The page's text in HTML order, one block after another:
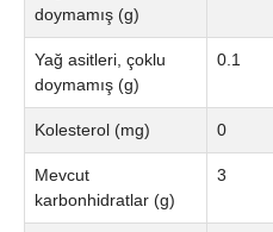
doymamış (g)
Yağ asitleri, çoklu
doymamış (g)
0.1
Kolesterol (mg) 0
Mevcut
karbonhidratlar (g)
3